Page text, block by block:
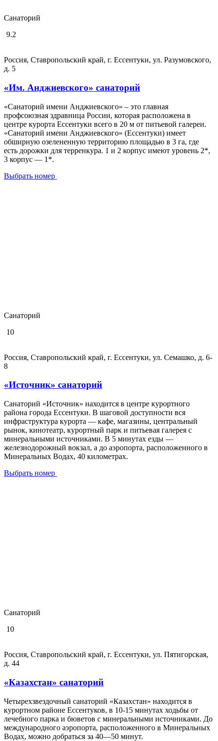
Cанаторий
9.2
Россия, Ставропольский край, г. Ессентуки, ул. Разумовского,
д. 5
«Им. Анджиевского» санаторий
«Санаторий имени Анджиевского» ‒ это главная
профсоюзная здравница России, которая расположена в
центре курорта Ессентуки всего в 20 м от питьевой галереи.
«Санаторий имени Анджиевского» (Ессентуки) имеет
обширную озелененную территорию площадью в 3 га, где
есть дорожки для терренкура. 1 и 2 корпус имеют уровень 2*,
3 корпус — 1*.
Выбрать номер
Санаторий
10
Россия, Ставропольский край, г. Ессентуки, ул. Семашко, д. 6-
8
«Источник» санаторий
Санаторий «Источник» находится в центре курортного
района города Ессентуки. В шаговой доступности вся
инфраструктура курорта — кафе, магазины, центральный
рынок, кинотеатр, курортный парк и питьевая галерея с
минеральными источниками. В 5 минутах езды —
железнодорожный вокзал, а до аэропорта, расположенного в
Минеральных Водах, 40 километрах.
Выбрать номер
Санаторий
10
Россия, Ставропольский край, г. Ессентуки, ул. Пятигорская,
д. 44
«Казахстан» санаторий
Четырехзвездочный санаторий «Казахстан» находится в
курортном районе Ессентуков, в 10-15 минутах ходьбы от
лечебного парка и бюветов с минеральными источниками. До
международного аэропорта, расположенного в Минеральных
Водах, можно добраться за 40—50 минут.